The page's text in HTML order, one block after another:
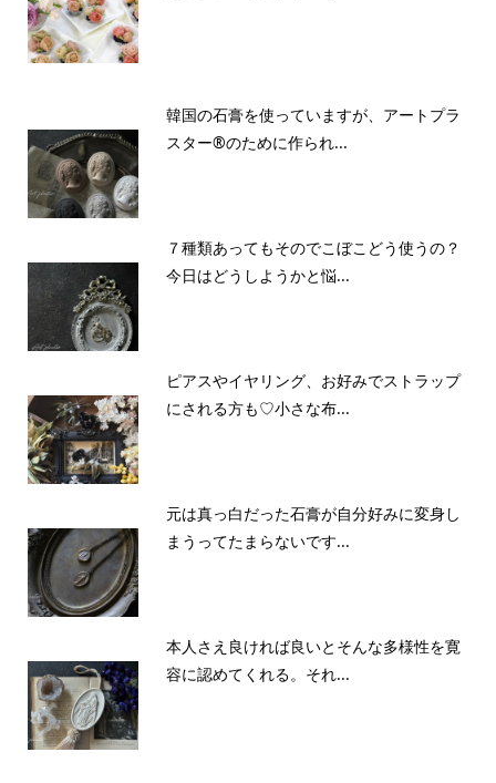
韓国の石膏を使っていますが、アートプラ
スター®のために作られ...
７種類あってもそのでこぼこどう使うの？
今日はどうしようかと悩...
ピアスやイヤリング、お好みでストラップ
にされる方も♡小さな布...
元は真っ白だった石膏が自分好みに変身し
まうってたまらないです...
本人さえ良ければ良いとそんな多様性を寛
容に認めてくれる。それ...